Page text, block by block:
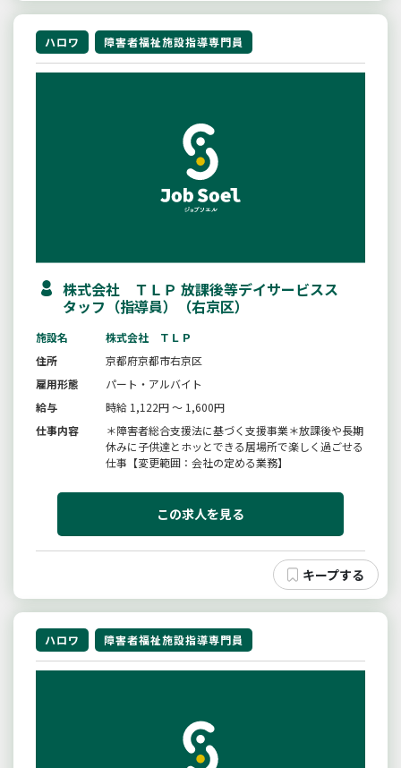
ハロワ 障害者福祉施設指導専門員
株式会社 ＴＬＰ 放課後等デイサービスス
タッフ（指導員）（右京区）
施設名
株式会社 ＴＬＰ
住所
京都府京都市右京区
雇用形態
パート・アルバイト
給与
時給 1,122円 ～ 1,600円
仕事内容
＊障害者総合支援法に基づく支援事業＊放課後や長期
休みに子供達とホッとできる居場所で楽しく過ごせる
仕事【変更範囲：会社の定める業務】
この求人を見る
ハロワ 障害者福祉施設指導専門員